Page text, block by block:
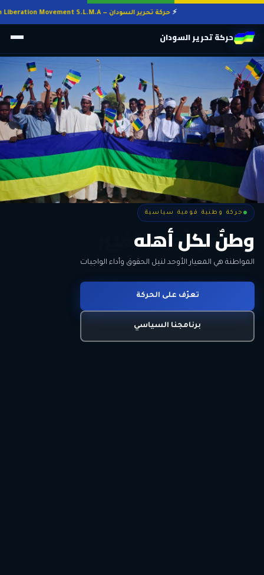
حركة تحرير السودان — Sudan Liberation Movement S.L.M.A
حركة تحرير السودان
حركة وطنية قومية سياسية
وطنٌ لكل أهله
المواطنة هي المعيار الأوحد لنيل الحقوق وأداء الواجبات
تعرّف على الحركة
برنامجنا السياسي
حركة وطنية قومية سياسية
معاً من أجل التغيير
الحرية • الوحدة • السلام • الديمقراطية
انضم للحركة
اتصل بنا